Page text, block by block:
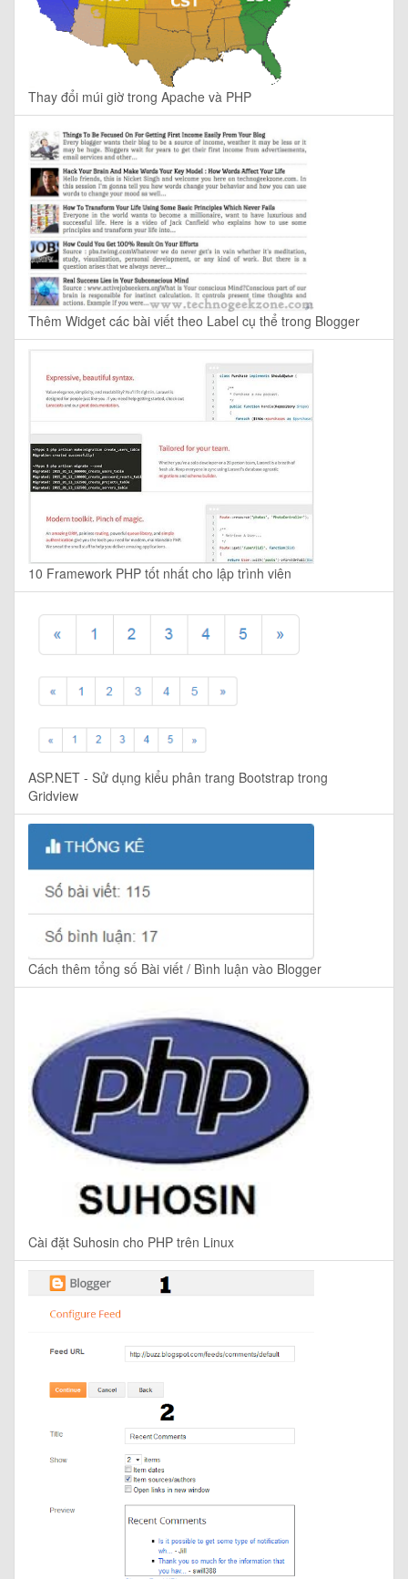
Thay đổi múi giờ trong Apache và PHP
Thêm Widget các bài viết theo Label cụ thể trong Blogger
10 Framework PHP tốt nhất cho lập trình viên
ASP.NET - Sử dụng kiểu phân trang Bootstrap trong
Gridview
Cách thêm tổng số Bài viết / Bình luận vào Blogger
Cài đặt Suhosin cho PHP trên Linux